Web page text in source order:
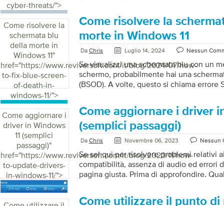
cyber-threats/">
delle persone? Questi programmi sono
computer e rubare dati, conti bancari e
Ecco i modi per proteggere te e il tuo
regolarmente il tuo sistema operativo
regolarmente il tuo sistema operativo
dispositivo sia protetto dalle
Come risolvere la
schermata blu
della morte in
Windows 11"
href="https://www.reviversoft.com/it/blog/2024/07/how-
to-fix-blue-screen-
of-death-in-
windows-11/">
Come risolvere la
morte in Windows 11
Da Chris Luglio 14, 2024 Nessun
Se visualizzi una schermata blu con un
schermo, probabilmente hai una
(BSOD). A volte, questo si chiama errore
alcune soluzioni utili per te. Iniziamo:
computer A volte, il tuo PC ha bisogno di
respirare. Probabilmente è ora di
una soluzione comune e potrebbe
problema riscontrato. Passaggio 2:
Come aggiornare i
driver in Windows
11 (semplici
passaggi)"
href="https://www.reviversoft.com/it/blog/2023/11/how-
to-update-drivers-
in-windows-11/">
Come aggiornare i driver
(semplici passaggi)
Da Chris Novembre 06, 2023 Nessun
Se sei qui per risolvere problemi relativi
compatibilità, assenza di audio ed errori
pagina giusta. Prima di approfondire.
avendo i driver più recenti, eviti
tradurranno in scarse prestazioni del
Come utilizzare il punto